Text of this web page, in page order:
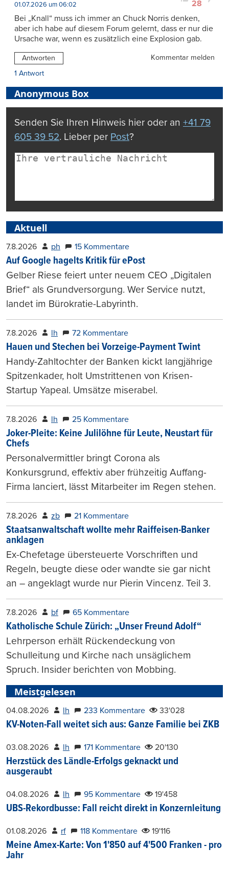
28
01.07.2026 um 06:02
Bei „Knall“ muss ich immer an Chuck Norris denken,
aber ich habe auf diesem Forum gelernt, dass er nur die
Ursache war, wenn es zusätzlich eine Explosion gab.
Antworten
Kommentar melden
1 Antwort
Anonymous Box
Senden Sie Ihren Hinweis hier oder an +41 79
605 39 52. Lieber per Post?
Aktuell
7.8.2026 ph 15 Kommentare
Auf Google hagelts Kritik für ePost
Gelber Riese feiert unter neuem CEO „Digitalen
Brief“ als Grundversorgung. Wer Service nutzt,
landet im Bürokratie-Labyrinth.
7.8.2026 lh 72 Kommentare
Hauen und Stechen bei Vorzeige-Payment Twint
Handy-Zahltochter der Banken kickt langjährige
Spitzenkader, holt Umstrittenen von Krisen-
Startup Yapeal. Umsätze miserabel.
7.8.2026 lh 25 Kommentare
Joker-Pleite: Keine Julilöhne für Leute, Neustart für
Chefs
Personalvermittler bringt Corona als
Konkursgrund, effektiv aber frühzeitig Auffang-
Firma lanciert, lässt Mitarbeiter im Regen stehen.
7.8.2026 zb 21 Kommentare
Staatsanwaltschaft wollte mehr Raiffeisen-Banker
anklagen
Ex-Chefetage übersteuerte Vorschriften und
Regeln, beugte diese oder wandte sie gar nicht
an – angeklagt wurde nur Pierin Vincenz. Teil 3.
7.8.2026 bf 65 Kommentare
Katholische Schule Zürich: „Unser Freund Adolf“
Lehrperson erhält Rückendeckung von
Schulleitung und Kirche nach unsäglichem
Spruch. Insider berichten von Mobbing.
Meistgelesen
04.08.2026 lh 233 Kommentare 33'028
KV-Noten-Fall weitet sich aus: Ganze Familie bei ZKB
03.08.2026 lh 171 Kommentare 20'130
Herzstück des Ländle-Erfolgs geknackt und
ausgeraubt
04.08.2026 lh 95 Kommentare 19'458
UBS-Rekordbusse: Fall reicht direkt in Konzernleitung
01.08.2026 rf 118 Kommentare 19'116
Meine Amex-Karte: Von 1'850 auf 4'500 Franken - pro
Jahr